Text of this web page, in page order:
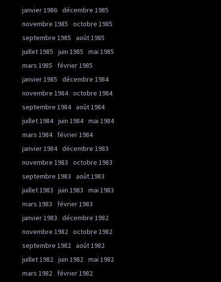
janvier 1986 décembre 1985
novembre 1985
octobre 1985
septembre 1985
août 1985
juillet 1985
juin 1985
mai 1985
mars 1985
février 1985
janvier 1985
décembre 1984
novembre 1984 octobre 1984
septembre 1984 août 1984
juillet 1984 juin 1984 mai 1984
mars 1984
février 1984
janvier 1984 décembre 1983
novembre 1983
octobre 1983
septembre 1983
août 1983
juillet 1983
juin 1983
mai 1983
mars 1983
février 1983
janvier 1983
décembre 1982
novembre 1982 octobre 1982
septembre 1982 août 1982
juillet 1982 juin 1982 mai 1982
mars 1982
février 1982